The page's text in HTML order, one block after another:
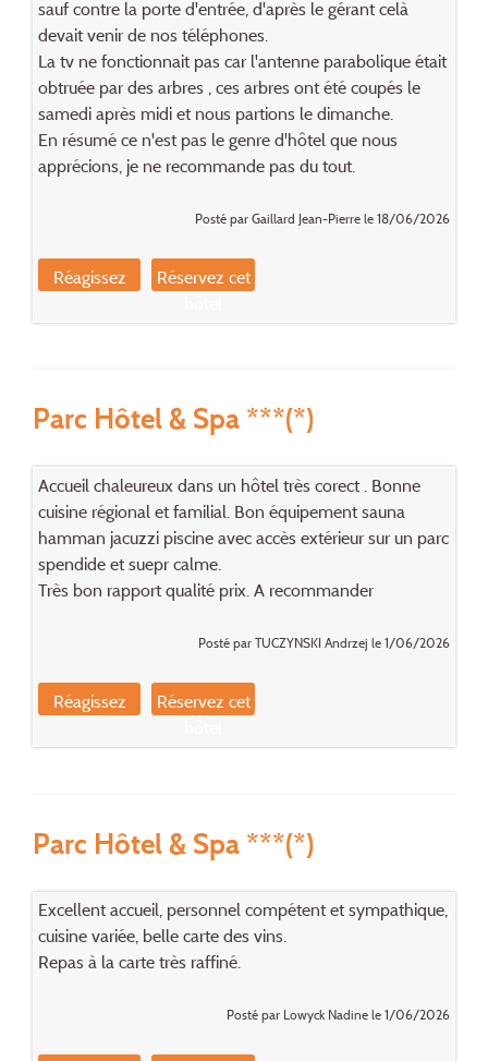
sauf contre la porte d'entrée, d'après le gérant celà
devait venir de nos téléphones.
La tv ne fonctionnait pas car l'antenne parabolique était
obtruée par des arbres , ces arbres ont été coupés le
samedi après midi et nous partions le dimanche.
En résumé ce n'est pas le genre d'hôtel que nous
apprécions, je ne recommande pas du tout.
Posté par Gaillard Jean-Pierre le 18/06/2026
Réagissez
Réservez cet
Parc Hôtel & Spa ***(*)
Accueil chaleureux dans un hôtel très corect . Bonne
cuisine régional et familial. Bon équipement sauna
hamman jacuzzi piscine avec accès extérieur sur un parc
spendide et suepr calme.
Très bon rapport qualité prix. A recommander
Posté par TUCZYNSKI Andrzej le 1/06/2026
Réagissez
Réservez cet
Parc Hôtel & Spa ***(*)
Excellent accueil, personnel compétent et sympathique,
cuisine variée, belle carte des vins.
Repas à la carte très raffiné.
Posté par Lowyck Nadine le 1/06/2026